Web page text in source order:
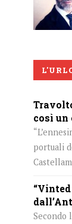
così
portuali
Secondo